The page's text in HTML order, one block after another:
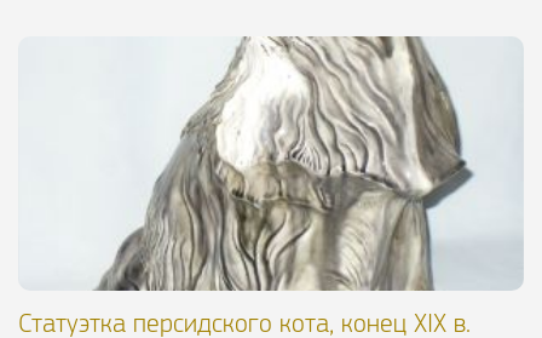
Статуэтка персидского кота, конец XIX в.